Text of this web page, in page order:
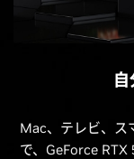
Mac、テレビ、ス
で、GeForce